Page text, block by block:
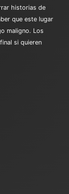
historias de
que este lugar
maligno. Los
si quieren